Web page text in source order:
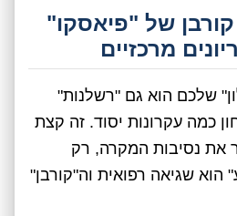
קורבן של "פיאסקו"
שלכם הוא גם "רשלנות"
כמה עקרונות יסוד. זה קצת
את נסיבות המקרה, רק
שגיאה רפואית וה"קורבן"